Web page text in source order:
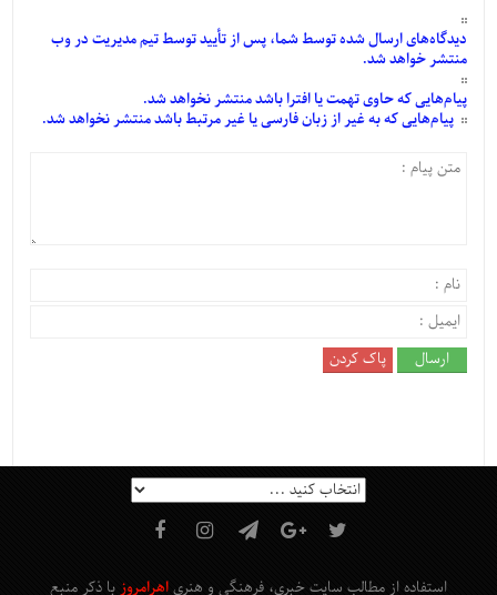
دیدگاه‌هایارسالشدهتوسط شما، پس ازتأییدتوسط تیم مدیریت در وب
منتشر خواهد شد.
پیام‌هاییکه حاوی تهمت یا افترا باشد منتشر نخواهد شد.
پیام‌هاییکه به غیر از زبان فارسی یا غیر مرتبط باشد منتشر نخواهد شد.
استفاده از مطالب سایت خبری، فرهنگی و هنری اهرامروز با ذکر منبع